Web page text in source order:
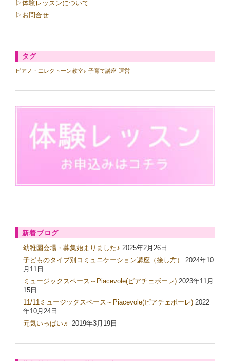
▷体験レッスンについて
▷お問合せ
タグ
ピアノ・エレクトーン教室♪ 子育て講座 運営
新着ブログ
幼稚園会場・募集始まりました♪ 2025年2月26日
子どものタイプ別コミュニケーション講座（接し方）
2024年10
月11日
ミュージックスペース～Piacevole(ピアチェボーレ) 2023年11月
15日
11/11ミュージックスペース～Piacevole(ピアチェボーレ) 2022
年10月24日
元気いっぱい♬ 2019年3月19日